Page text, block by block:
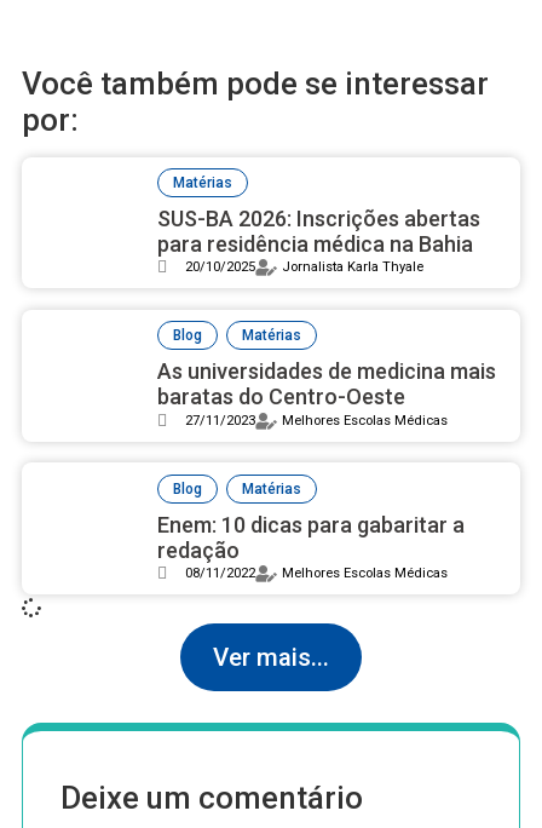
Você também pode se interessar
por:
Matérias
SUS-BA 2026: Inscrições abertas
para residência médica na Bahia
20/10/2025 Jornalista Karla Thyale
Blog , Matérias
As universidades de medicina mais
baratas do Centro-Oeste
27/11/2023 Melhores Escolas Médicas
Blog , Matérias
Enem: 10 dicas para gabaritar a
redação
08/11/2022 Melhores Escolas Médicas
Ver mais...
Deixe um comentário